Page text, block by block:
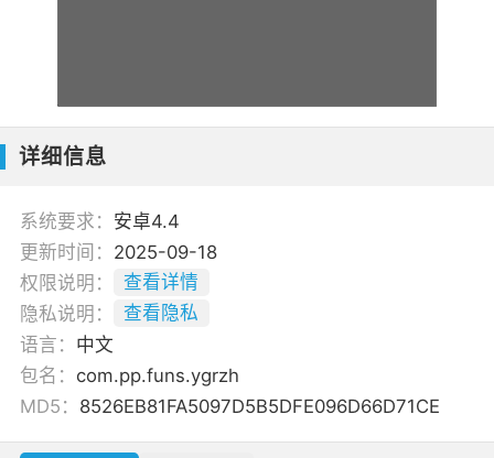
详细信息
系统要求： 安卓4.4
更新时间： 2025-09-18
权限说明：
查看详情
隐私说明：
查看隐私
语言： 中文
包名： com.pp.funs.ygrzh
MD5： 8526EB81FA5097D5B5DFE096D66D71CE